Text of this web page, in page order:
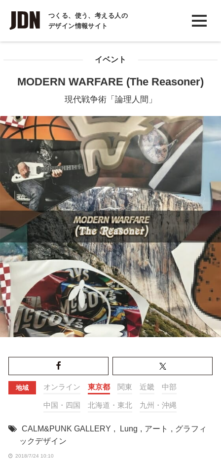
つくる、使う、考える人の
デザイン情報サイト
INTERVIEW
インタビュー
COLUMN
イベント
MODERN WARFARE (The Reasoner)
現代戦争術「論理人間」
地域 オンライン 東京都 関東 近畿 中部
中国・四国 北海道・東北 九州・沖縄
CALM&PUNK GALLERY , Lung , アート , グラフィ
ックデザイン
2018/7/24 10:10